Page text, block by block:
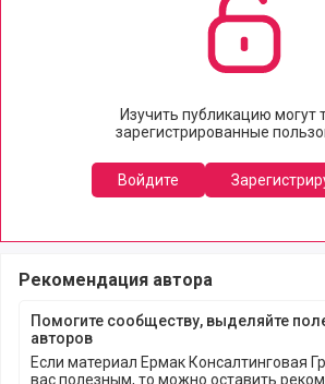
Изучить публикацию могут
зарегистрированные
Войдите
Рекомендация автора
Помогите сообществу, выделяйте
авторов
Если материал Ермак Консалтинговая
вас полезным, то можно оставить